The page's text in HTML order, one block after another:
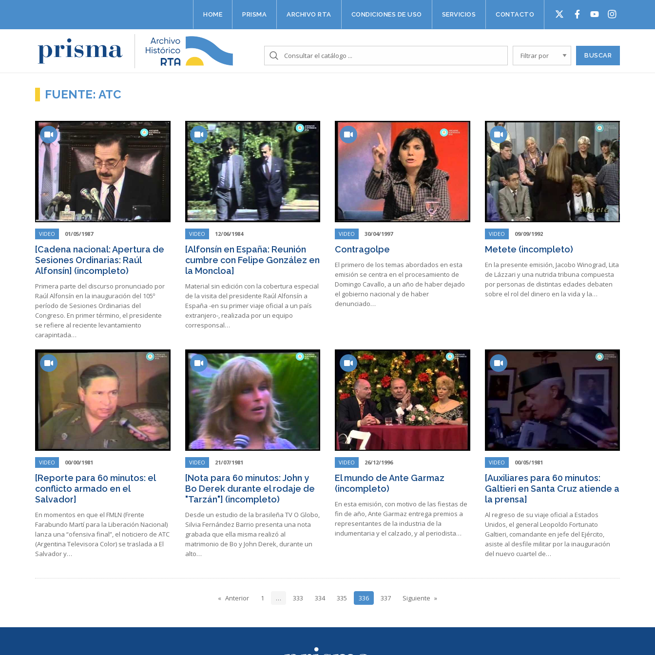
HOME PRISMA ARCHIVO RTA CONDICIONES DE USO SERVICIOS CONTACTO
FUENTE: ATC
VIDEO 01/05/1987
[Cadena nacional: Apertura de
Sesiones Ordinarias: Raúl
Alfonsín] (incompleto)
Primera parte del discurso pronunciado por
Raúl Alfonsín en la inauguración del 105º
período de Sesiones Ordinarias del
Congreso. En primer término, el presidente
se refiere al reciente levantamiento
carapintada…
VIDEO 12/06/1984
[Alfonsín en España: Reunión
cumbre con Felipe González en
la Moncloa]
Material sin edición con la cobertura especial
de la visita del presidente Raúl Alfonsín a
España -en su primer viaje oficial a un país
extranjero-, realizada por un equipo
corresponsal…
VIDEO 30/04/1997
Contragolpe
El primero de los temas abordados en esta
emisión se centra en el procesamiento de
Domingo Cavallo, a un año de haber dejado
el gobierno nacional y de haber
denunciado…
VIDEO 09/09/1992
Metete (incompleto)
En la presente emisión, Jacobo Winograd, Lita
de Lázzari y una nutrida tribuna compuesta
por personas de distintas edades debaten
sobre el rol del dinero en la vida y la…
VIDEO 00/00/1981
[Reporte para 60 minutos: el
conflicto armado en el
Salvador]
En momentos en que el FMLN (Frente
Farabundo Martí para la Liberación Nacional)
lanza una “ofensiva final”, el noticiero de ATC
(Argentina Televisora Color) se traslada a El
Salvador y…
VIDEO 21/07/1981
[Nota para 60 minutos: John y
Bo Derek durante el rodaje de
"Tarzán"] (incompleto)
​​Desde un estudio de la brasileña TV O Globo,
Silvia Fernández Barrio presenta una nota
grabada que ella misma realizó al
matrimonio de Bo y John Derek, durante un
alto…
VIDEO 26/12/1996
El mundo de Ante Garmaz
(incompleto)
En esta emisión, con motivo de las fiestas de
fin de año, Ante Garmaz entrega premios a
representantes de la industria de la
indumentaria y el calzado, y al periodista…
VIDEO 00/05/1981
[Auxiliares para 60 minutos:
Galtieri en Santa Cruz atiende a
la prensa]
Al regreso de su viaje oficial a Estados
Unidos, el general Leopoldo Fortunato
Galtieri, comandante en jefe del Ejército,
asiste al desfile militar por la inauguración
del nuevo cuartel de…
Anterior 1 … 333 334 335 336 337 Siguiente